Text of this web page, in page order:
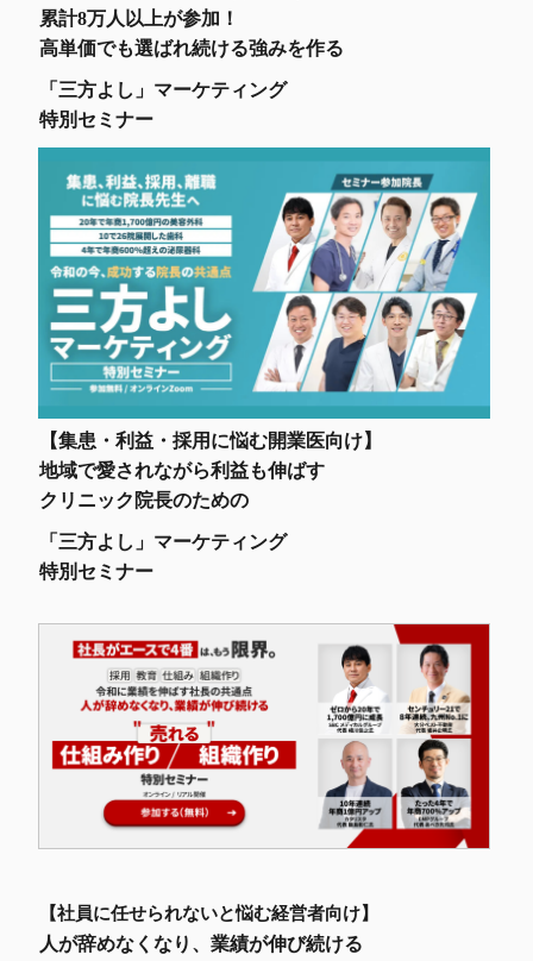
累計8万人以上が参加！
高単価でも選ばれ続ける強みを作る
「三方よし」マーケティング
特別セミナー
【集患・利益・採用に悩む開業医向け】
地域で愛されながら利益も伸ばす
クリニック院長のための
「三方よし」マーケティング
特別セミナー
【社員に任せられないと悩む経営者向け】
人が辞めなくなり、業績が伸び続ける